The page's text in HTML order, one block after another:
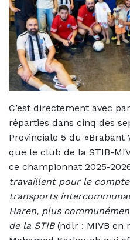
C’est directement avec
réparties dans cinq des
Provinciale 5 du
que le club de la STIB-
ce championnat 2025-
travaillent pour le
transports
Haren, plus
de la STIB (ndlr : MIVB en